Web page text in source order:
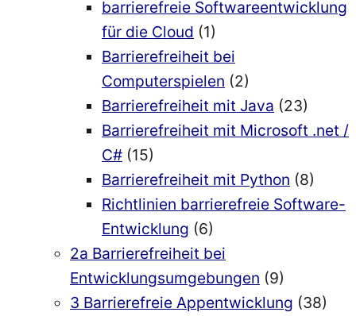
barrierefreie Softwareentwicklung
für die Cloud (1)
Barrierefreiheit bei
Computerspielen (2)
Barrierefreiheit mit Java (23)
Barrierefreiheit mit Microsoft .net /
C# (15)
Barrierefreiheit mit Python (8)
Richtlinien barrierefreie Software-
Entwicklung (6)
2a Barrierefreiheit bei
Entwicklungsumgebungen (9)
3 Barrierefreie Appentwicklung (38)